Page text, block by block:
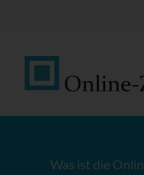
Was ist die